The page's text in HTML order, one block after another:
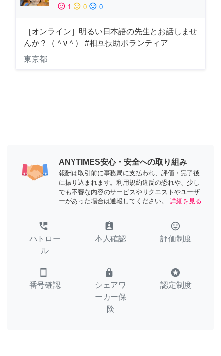
sentiment_satisfied 1 sentiment_neutral 0 sentiment_dissatisfied 0
［オンライン］明るい日本語の先生とお話しませ
んか？（＾ν＾） #相互扶助ボランティア
東京都
ANYTIMES安心・安全への取り組み
報酬は取引前に事務局に支払われ、評価・完了後
に振り込まれます。利用規約違反の恐れや、少し
でも不審な内容のサービスやリクエストやユーザ
ーがあった場合は通報してください。
詳細を見る
perm_phone_msg
パトロー
ル
assignment_ind
本人確認
tag_faces
評価制度
smartphone
番号確認
lock
シェアワ
ーカー保
険
stars
認定制度